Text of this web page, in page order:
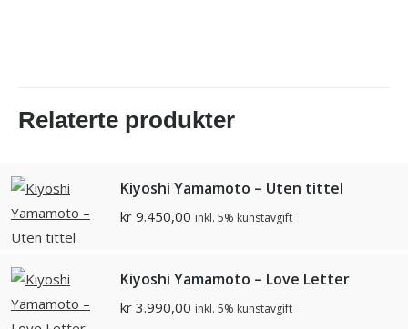
Relaterte produkter
Kiyoshi Yamamoto – Uten tittel
kr 9.450,00 inkl. 5% kunstavgift
Kiyoshi Yamamoto – Love Letter
kr 3.990,00 inkl. 5% kunstavgift